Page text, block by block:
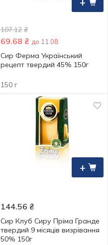
107.12 ₴
69.68 ₴ до 11.08
Сир Ферма Український
рецепт твердий 45% 150г
150 г
+
144.56 ₴
Сир Клуб Сиру Пріма Гранде
твердий 9 місяців визрівання
50% 150г